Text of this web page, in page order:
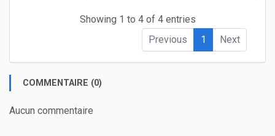
Showing 1 to 4 of 4 entries
Previous
1 Next
COMMENTAIRE (0)
Aucun commentaire